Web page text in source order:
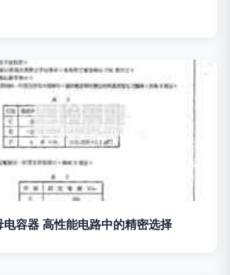
容器 高性能电路中的精密选择